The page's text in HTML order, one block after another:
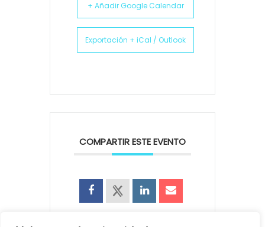
+ Añadir Google Calendar
Exportación + iCal / Outlook
COMPARTIR ESTE EVENTO